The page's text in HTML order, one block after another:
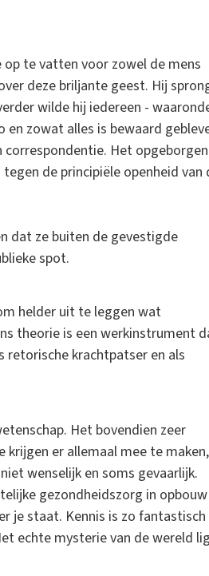
te vatten voor zowel de mens
deze briljante geest. Hij
wilde hij iedereen -
zowat alles is bewaard
correspondentie. Het opgeborgen
de principiële openheid van
dat ze buiten de gevestigde
spot.
helder uit te leggen wat
theorie is een werkinstrument
retorische krachtpatser en als
Het bovendien zeer
er allemaal mee te
wenselijk en soms gevaarlijk.
gezondheidszorg in
je staat. Kennis is zo fantastisch
echte mysterie van de wereld